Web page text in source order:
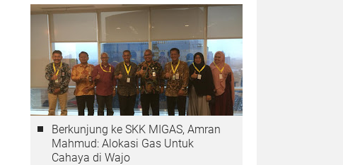
Berkunjung ke SKK MIGAS, Amran
Mahmud: Alokasi Gas Untuk
Cahaya di Wajo